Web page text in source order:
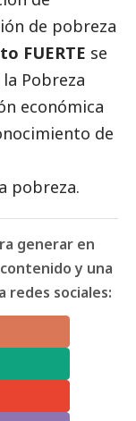
de pobreza
FUERTE se
Pobreza
económica
de
pobreza.
generar en
y una
redes sociales: